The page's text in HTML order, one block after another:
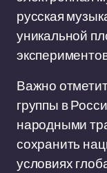
русская
уникальной
Важно
группы в
народными
сохранить
условиях